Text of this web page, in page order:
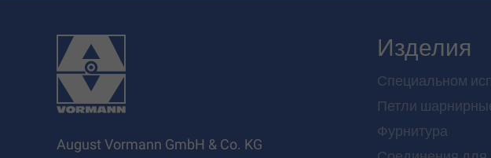
August Vormann GmbH & Co. KG
Изделия
Специальном
Петли
Фурнитура